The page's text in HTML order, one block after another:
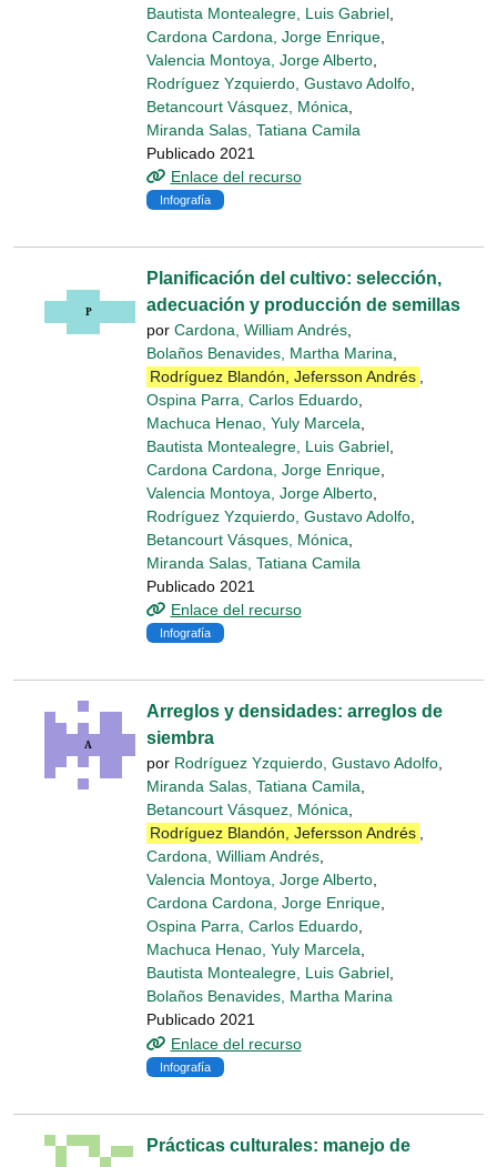
Bautista Montealegre, Luis Gabriel
Cardona Cardona, Jorge Enrique
Valencia Montoya, Jorge Alberto
Rodríguez Yzquierdo, Gustavo Adolfo
Betancourt Vásquez, Mónica
Miranda Salas, Tatiana Camila
Publicado 2021
Enlace del recurso
Infografía
Planificación del cultivo: selección,
adecuación y producción de semillas
por Cardona, William Andrés
Bolaños Benavides, Martha Marina
Rodríguez Blandón, Jefersson Andrés
Ospina Parra, Carlos Eduardo
Machuca Henao, Yuly Marcela
Bautista Montealegre, Luis Gabriel
Cardona Cardona, Jorge Enrique
Valencia Montoya, Jorge Alberto
Rodríguez Yzquierdo, Gustavo Adolfo
Betancourt Vásques, Mónica
Miranda Salas, Tatiana Camila
Publicado 2021
Enlace del recurso
Infografía
Arreglos y densidades: arreglos de
siembra
por Rodríguez Yzquierdo, Gustavo Adolfo,
Miranda Salas, Tatiana Camila,
Betancourt Vásquez, Mónica,
Rodríguez Blandón, Jefersson Andrés ,
Cardona, William Andrés,
Valencia Montoya, Jorge Alberto,
Cardona Cardona, Jorge Enrique,
Ospina Parra, Carlos Eduardo,
Machuca Henao, Yuly Marcela,
Bautista Montealegre, Luis Gabriel,
Bolaños Benavides, Martha Marina
Publicado 2021
Enlace del recurso
Infografía
Prácticas culturales: manejo de